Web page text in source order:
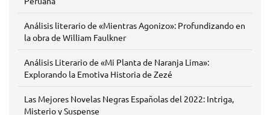
Análisis literario de «Mientras Agonizo»: Profundizando en
la obra de William Faulkner
Análisis Literario de «Mi Planta de Naranja Lima»:
Explorando la Emotiva Historia de Zezé
Las Mejores Novelas Negras Españolas del 2022: Intriga,
Misterio y Suspense